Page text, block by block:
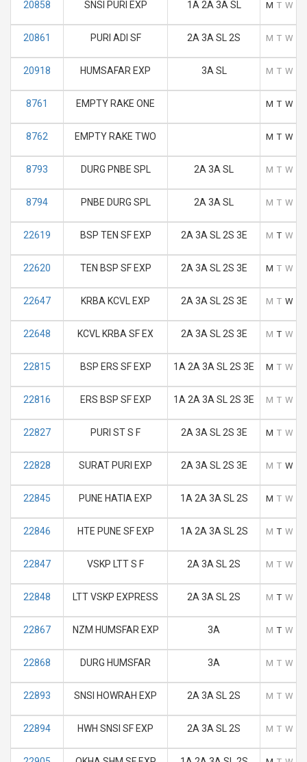
20858 SNSI PURI EXP 1A 2A 3A SL M T W
20861 PURI ADI SF 2A 3A SL 2S M T W
20918 HUMSAFAR EXP 3A SL M T W
8761 EMPTY RAKE ONE M T W
8762 EMPTY RAKE TWO M T W
8793 DURG PNBE SPL 2A 3A SL M T W
8794 PNBE DURG SPL 2A 3A SL M T W
22619 BSP TEN SF EXP 2A 3A SL 2S 3E M T W
22620 TEN BSP SF EXP 2A 3A SL 2S 3E M T W
22647 KRBA KCVL EXP 2A 3A SL 2S 3E M T W
22648 KCVL KRBA SF EX 2A 3A SL 2S 3E M T W
22815 BSP ERS SF EXP 1A 2A 3A SL 2S 3E M T W
22816 ERS BSP SF EXP 1A 2A 3A SL 2S 3E M T W
22827 PURI ST S F 2A 3A SL 2S 3E M T W
22828 SURAT PURI EXP 2A 3A SL 2S 3E M T W
22845 PUNE HATIA EXP 1A 2A 3A SL 2S M T W
22846 HTE PUNE SF EXP 1A 2A 3A SL 2S M T W
22847 VSKP LTT S F 2A 3A SL 2S M T W
22848 LTT VSKP EXPRESS 2A 3A SL 2S M T W
22867 NZM HUMSFAR EXP 3A M T W
22868 DURG HUMSFAR 3A M T W
22893 SNSI HOWRAH EXP 2A 3A SL 2S M T W
22894 HWH SNSI SF EXP 2A 3A SL 2S M T W